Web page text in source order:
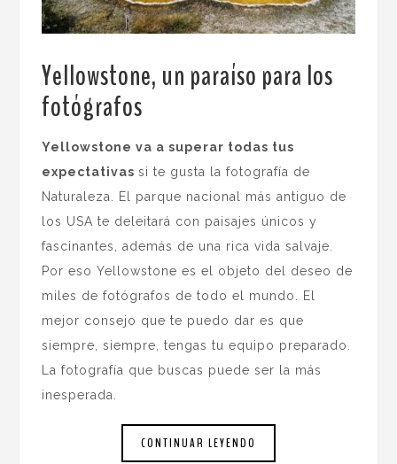
Yellowstone, un paraíso para los
fotógrafos
Yellowstone va a superar todas tus
expectativassi te gusta la fotografía de
Naturaleza. El parque nacional más antiguo de
los USA te deleitará con paisajes únicos y
fascinantes, además de una rica vida salvaje.
Por eso Yellowstone es el objeto del deseo de
miles de fotógrafos de todo el mundo. El
mejor consejo que te puedo dar es que
siempre, siempre, tengas tu equipo preparado.
La fotografía que buscas puede ser la más
inesperada.
CONTINUAR LEYENDO